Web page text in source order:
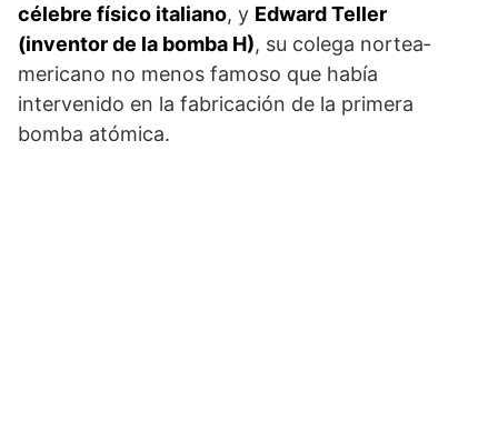
célebre físico italiano, y Edward Teller
(inventor de la bomba H), su colega nortea­
mericano no menos famoso que había
intervenido en la fabricación de la primera
bomba atómica.